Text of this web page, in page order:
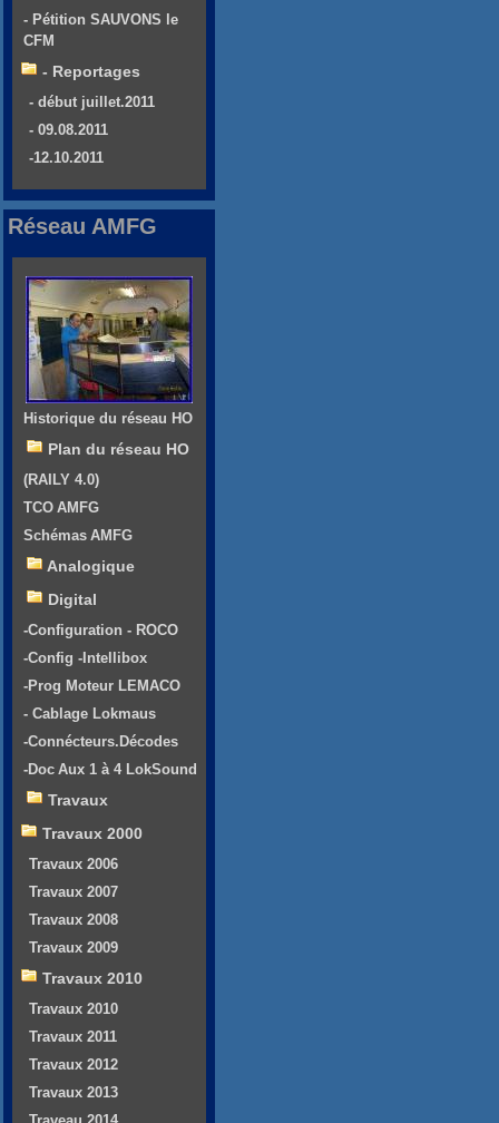
- Pétition SAUVONS le
CFM
- Reportages
- début juillet.2011
- 09.08.2011
-12.10.2011
Réseau AMFG
Historique du réseau HO
Plan du réseau HO
(RAILY 4.0)
TCO AMFG
Schémas AMFG
Analogique
Digital
-Configuration - ROCO
-Config -Intellibox
-Prog Moteur LEMACO
- Cablage Lokmaus
-Connécteurs.Décodes
-Doc Aux 1 à 4 LokSound
Travaux
Travaux 2000
Travaux 2006
Travaux 2007
Travaux 2008
Travaux 2009
Travaux 2010
Travaux 2010
Travaux 2011
Travaux 2012
Travaux 2013